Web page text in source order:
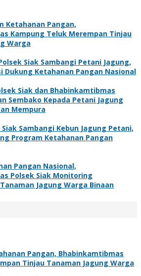
Ketahanan Pangan,
Kampung Teluk Merempan Tinjau
Warga
Siak Sambangi Petani Jagung,
Dukung Ketahanan Pangan Nasional
Siak dan Bhabinkamtibmas
Sembako Kepada Petani Jagung
Mempura
Sambangi Kebun Jagung Petani,
Program Ketahanan Pangan
Pangan Nasional,
Polsek Siak Monitoring
Jagung Warga Binaan
Pangan, Bhabinkamtibmas
Tinjau Tanaman Jagung Warga